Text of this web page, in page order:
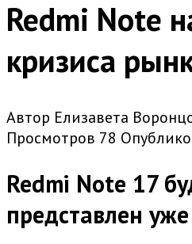
Redmi Note
кризиса
Автор Елизавета
Просмотров 78
Redmi Note 17
представлен